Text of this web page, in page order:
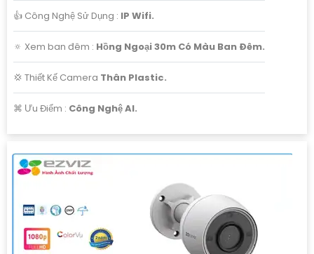
👍 Công Nghệ Sử Dụng : IP Wifi.
🔅 Xem ban đêm : Hồng Ngoại 30m Có Màu Ban Ðêm.
💢 Thiết Kế Camera Thân Plastic.
️⌘ Ưu Điểm : Công Nghệ AI.